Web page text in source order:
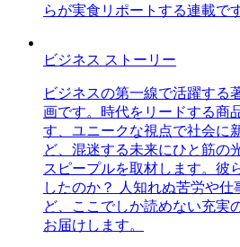
らが実食リポートする連載です
ビジネス ストーリー
ビジネスの第一線で活躍する
画です。時代をリードする商
す、ユニークな視点で社会に
ど、混迷する未来にひと筋の
スピープルを取材します。彼
したのか？ 人知れぬ苦労や
ど、ここでしか読めない充実
お届けします。